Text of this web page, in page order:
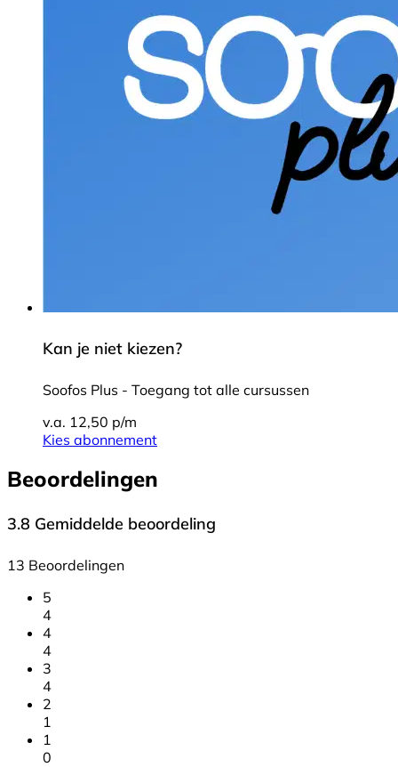
Kan je niet kiezen?
Soofos Plus - Toegang tot alle cursussen
v.a. 12,50 p/m
Kies abonnement
Beoordelingen
3.8 Gemiddelde beoordeling
13 Beoordelingen
5
4
4
4
3
4
2
1
1
0